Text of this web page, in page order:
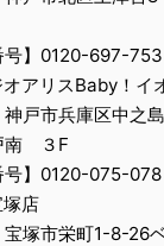
号】0120-697-753
アリスBaby！イ
神戸市兵庫区中
南 ３F
号】0120-075-078
店
宝塚市栄町1-8-26